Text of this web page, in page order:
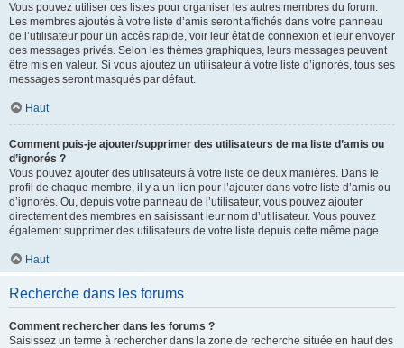
Vous pouvez utiliser ces listes pour organiser les autres membres du forum.
Les membres ajoutés à votre liste d’amis seront affichés dans votre panneau
de l’utilisateur pour un accès rapide, voir leur état de connexion et leur envoyer
des messages privés. Selon les thèmes graphiques, leurs messages peuvent
être mis en valeur. Si vous ajoutez un utilisateur à votre liste d’ignorés, tous ses
messages seront masqués par défaut.
Haut
Comment puis-je ajouter/supprimer des utilisateurs de ma liste d’amis ou
d’ignorés ?
Vous pouvez ajouter des utilisateurs à votre liste de deux manières. Dans le
profil de chaque membre, il y a un lien pour l’ajouter dans votre liste d’amis ou
d’ignorés. Ou, depuis votre panneau de l’utilisateur, vous pouvez ajouter
directement des membres en saisissant leur nom d’utilisateur. Vous pouvez
également supprimer des utilisateurs de votre liste depuis cette même page.
Haut
Recherche dans les forums
Comment rechercher dans les forums ?
Saisissez un terme à rechercher dans la zone de recherche située en haut des